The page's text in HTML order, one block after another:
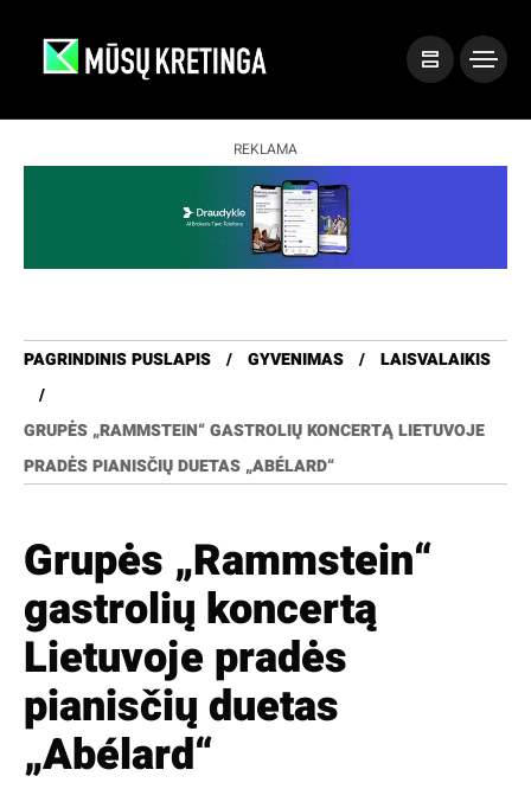
REKLAMA
PAGRINDINIS PUSLAPIS GYVENIMAS LAISVALAIKIS
GRUPĖS „RAMMSTEIN“ GASTROLIŲ KONCERTĄ LIETUVOJE
PRADĖS PIANISČIŲ DUETAS „ABÉLARD“
Grupės „Rammstein“
gastrolių koncertą
Lietuvoje pradės
pianisčių duetas
„Abélard“